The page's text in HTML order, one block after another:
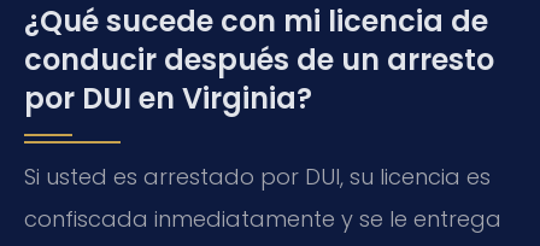
¿Qué sucede con mi licencia de
conducir después de un arresto
por DUI en Virginia?
Si usted es arrestado por DUI, su licencia es
confiscada inmediatamente y se le entrega